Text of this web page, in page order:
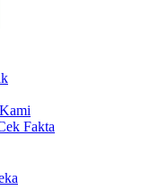
Fakta